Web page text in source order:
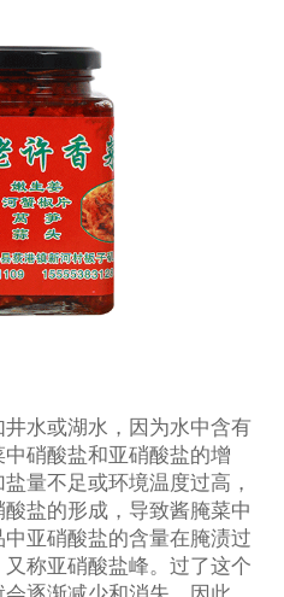
水或湖水，因为水中含有
硝酸盐和亚硝酸盐的增
量不足或环境温度过高，
盐的形成，导致酱腌菜中
亚硝酸盐的含量在腌渍过
称亚硝酸盐峰。过了这个